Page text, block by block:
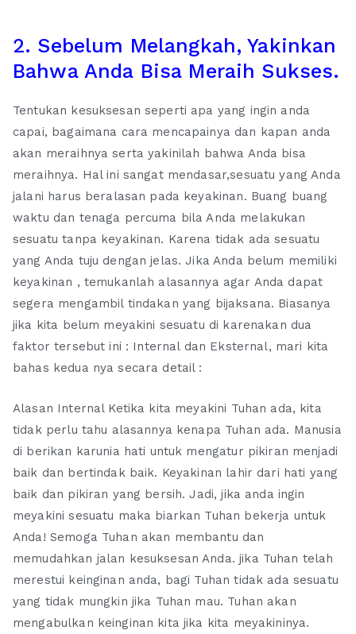
2. Sebelum Melangkah, Yakinkan
Bahwa Anda Bisa Meraih Sukses.
Tentukan kesuksesan seperti apa yang ingin anda
capai, bagaimana cara mencapainya dan kapan anda
akan meraihnya serta yakinilah bahwa Anda bisa
meraihnya. Hal ini sangat mendasar,sesuatu yang Anda
jalani harus beralasan pada keyakinan. Buang buang
waktu dan tenaga percuma bila Anda melakukan
sesuatu tanpa keyakinan. Karena tidak ada sesuatu
yang Anda tuju dengan jelas. Jika Anda belum memiliki
keyakinan , temukanlah alasannya agar Anda dapat
segera mengambil tindakan yang bijaksana. Biasanya
jika kita belum meyakini sesuatu di karenakan dua
faktor tersebut ini : Internal dan Eksternal, mari kita
bahas kedua nya secara detail :
Alasan Internal Ketika kita meyakini Tuhan ada, kita
tidak perlu tahu alasannya kenapa Tuhan ada. Manusia
di berikan karunia hati untuk mengatur pikiran menjadi
baik dan bertindak baik. Keyakinan lahir dari hati yang
baik dan pikiran yang bersih. Jadi, jika anda ingin
meyakini sesuatu maka biarkan Tuhan bekerja untuk
Anda! Semoga Tuhan akan membantu dan
memudahkan jalan kesuksesan Anda. jika Tuhan telah
merestui keinginan anda, bagi Tuhan tidak ada sesuatu
yang tidak mungkin jika Tuhan mau. Tuhan akan
mengabulkan keinginan kita jika kita meyakininya.